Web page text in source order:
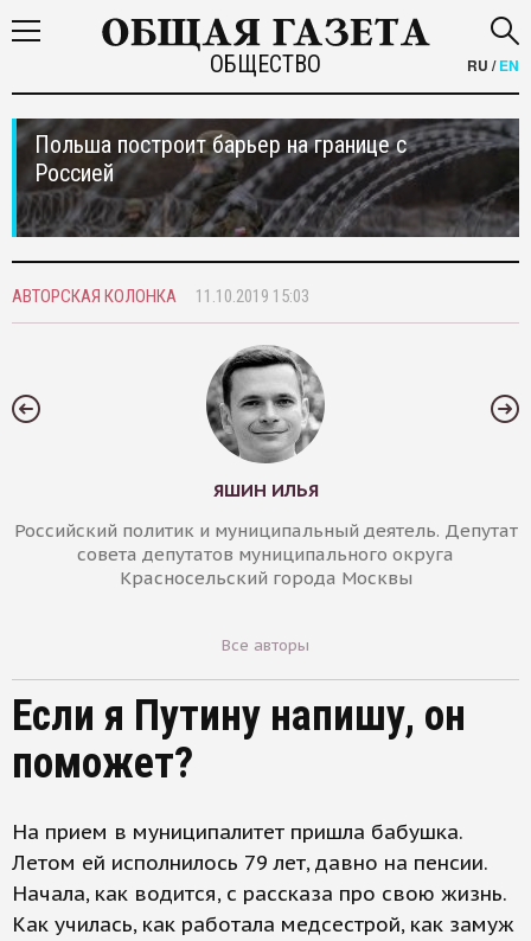
ОБЩЕСТВО RU /EN
Польша построит барьер на границе с
Россией
АВТОРСКАЯ КОЛОНКА 11.10.2019 15:03
ЯШИН ИЛЬЯ
Российский политик и муниципальный деятель. Депутат
совета депутатов муниципального округа
Красносельский города Москвы
Все авторы
Если я Путину напишу, он
поможет?
На прием в муниципалитет пришла бабушка.
Летом ей исполнилось 79 лет, давно на пенсии.
Начала, как водится, с рассказа про свою жизнь.
Как училась, как работала медсестрой, как замуж